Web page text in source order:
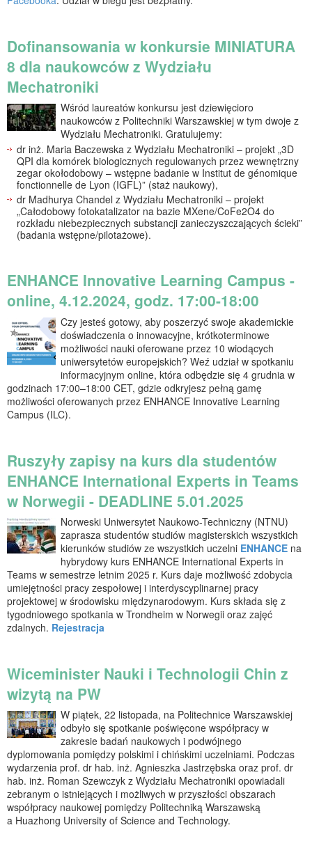
Dofinansowania w konkursie MINIATURA
8 dla naukowców z Wydziału
Mechatroniki
Wśród laureatów konkursu jest dziewięcioro
naukowców z Politechniki Warszawskiej w tym dwoje z
Wydziału Mechatroniki. Gratulujemy:
dr inż. Maria Baczewska z Wydziału Mechatroniki – projekt „3D
QPI dla komórek biologicznych regulowanych przez wewnętrzny
zegar okołodobowy – wstępne badanie w Institut de génomique
fonctionnelle de Lyon (IGFL)” (staż naukowy),
dr Madhurya Chandel z Wydziału Mechatroniki – projekt
„Całodobowy fotokatalizator na bazie MXene/CoFe2O4 do
rozkładu niebezpiecznych substancji zanieczyszczających ścieki”
(badania wstępne/pilotażowe).
ENHANCE Innovative Learning Campus -
online, 4.12.2024, godz. 17:00-18:00
Czy jesteś gotowy, aby poszerzyć swoje akademickie
doświadczenia o innowacyjne, krótkoterminowe
możliwości nauki oferowane przez 10 wiodących
uniwersytetów europejskich? Weź udział w spotkaniu
informacyjnym online, która odbędzie się 4 grudnia w
godzinach 17:00–18:00 CET, gdzie odkryjesz pełną gamę
możliwości oferowanych przez ENHANCE Innovative Learning
Campus (ILC).
Ruszyły zapisy na kurs dla studentów
ENHANCE International Experts in Teams
w Norwegii - DEADLINE 5.01.2025
Norweski Uniwersytet Naukowo-Techniczny (NTNU)
zaprasza studentów studiów magisterskich wszystkich
kierunków studiów ze wszystkich uczelni ENHANCE na
hybrydowy kurs ENHANCE International Experts in
Teams w semestrze letnim 2025 r. Kurs daje możliwość zdobycia
umiejętności pracy zespołowej i interdyscyplinarnej pracy
projektowej w środowisku międzynarodowym. Kurs składa się z
tygodniowego spotkania w Trondheim w Norwegii oraz zajęć
zdalnych. Rejestracja
Wiceminister Nauki i Technologii Chin z
wizytą na PW
W piątek, 22 listopada, na Politechnice Warszawskiej
odbyło się spotkanie poświęcone współpracy w
zakresie badań naukowych i podwójnego
dyplomowania pomiędzy polskimi i chińskimi uczelniami. Podczas
wydarzenia prof. dr hab. inż. Agnieszka Jastrzębska oraz prof. dr
hab. inż. Roman Szewczyk z Wydziału Mechatroniki opowiadali
zebranym o istniejących i możliwych w przyszłości obszarach
współpracy naukowej pomiędzy Politechniką Warszawską
a Huazhong University of Science and Technology.